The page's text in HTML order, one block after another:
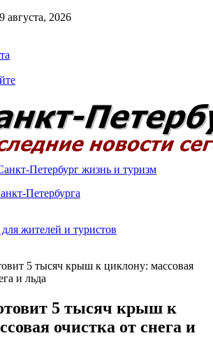
августа, 2026
Петербург жизнь и туризм
Петербурга
5 тысяч крыш к циклону: массовая
и льда
5 тысяч крыш к
очистка от снега и